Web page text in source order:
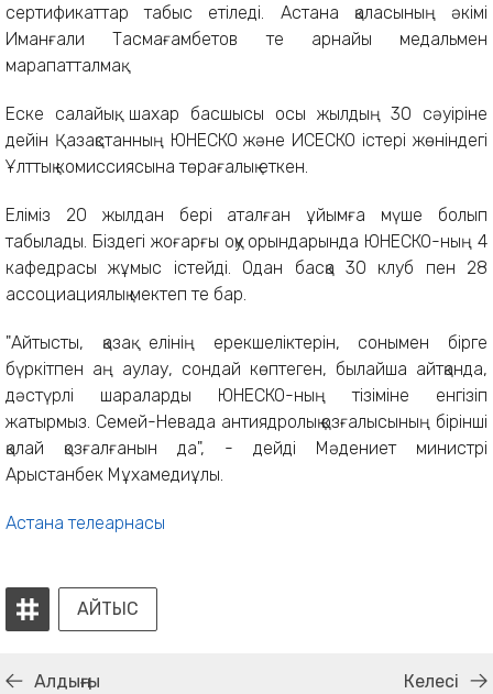
сертификаттар табыс етіледі. Астана қаласының әкімі
Иманғали Тасмағамбетов те арнайы медальмен
марапатталмақ.
Еске салайық, шахар басшысы осы жылдың 30 сәуіріне
дейін Қазақстанның ЮНЕСКО және ИСЕСКО істері жөніндегі
Ұлттық комиссиясына төрағалық еткен.
Еліміз 20 жылдан бері аталған ұйымға мүше болып
табылады. Біздегі жоғарғы оқу орындарында ЮНЕСКО-ның 4
кафедрасы жұмыс істейді. Одан басқа 30 клуб пен 28
ассоциациялық мектеп те бар.
"Айтысты, қазақ елінің ерекшеліктерін, сонымен бірге
бүркітпен аң аулау, сондай көптеген, былайша айтқанда,
дәстүрлі шараларды ЮНЕСКО-ның тізіміне енгізіп
жатырмыз. Семей-Невада антиядролық қозғалысының бірінші
қалай қозғалғанын да", - дейді Мәдениет министрі
Арыстанбек Мұхамедиұлы.
Астана телеарнасы
АЙТЫС
Алдыңғы Келесі